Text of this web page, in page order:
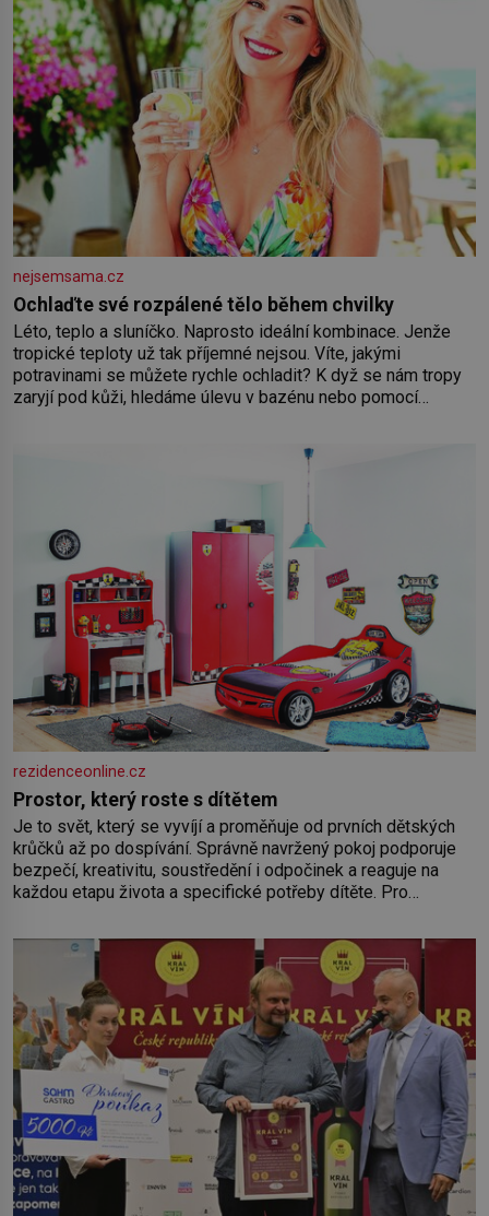
nejsemsama.cz
Ochlaďte své rozpálené tělo během chvilky
Léto, teplo a sluníčko. Naprosto ideální kombinace. Jenže
tropické teploty už tak příjemné nejsou. Víte, jakými
potravinami se můžete rychle ochladit? K dyž se nám tropy
zaryjí pod kůži, hledáme úlevu v bazénu nebo pomocí
rezidenceonline.cz
Prostor, který roste s dítětem
Je to svět, který se vyvíjí a proměňuje od prvních dětských
krůčků až po dospívání. Správně navržený pokoj podporuje
bezpečí, kreativitu, soustředění i odpočinek a reaguje na
každou etapu života a specifické potřeby dítěte. Pro
by pokoj miminka měl působit především klidně a útulně.
Předškolní věk je